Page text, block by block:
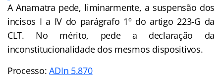
A Anamatra pede, liminarmente, a suspensão dos
incisos I a IV do parágrafo 1º do artigo 223-G da
CLT. No mérito, pede a declaração da
inconstitucionalidade dos mesmos dispositivos.
Processo:ADIn 5.870